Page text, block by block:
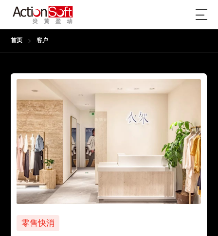
首页 客户
零售快消